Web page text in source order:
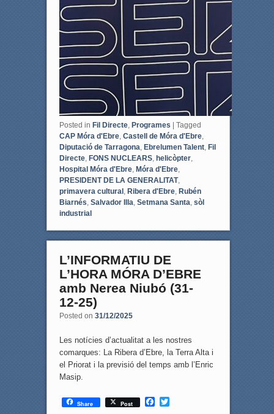
Posted in Fil Directe, Programes | Tagged
CAP Móra d'Ebre, Castell de Móra d'Ebre,
Diputació de Tarragona Ebrelumen Talent, Fil
Directe, FONS NUCLEARS, helicòpter,
Hospital Móra d'Ebre, Móra d'Ebre,
PRESIDENT DE LA GENERALITAT,
primavera cultural, Ribera d'Ebre, Rubén
Biarnés Salvador Illa Setmana Santa sòl
industrial
L’INFORMATIU DE
L’HORA MÓRA D’EBRE
amb Nerea Niubó (31-
12-25)
Posted on 31/12/2025
Les notícies d’actualitat a les nostres
comarques: La Ribera d’Ebre, la Terra Alta i
el Priorat i la previsió del temps amb l’Enric
Masip.
Share Post
F
T